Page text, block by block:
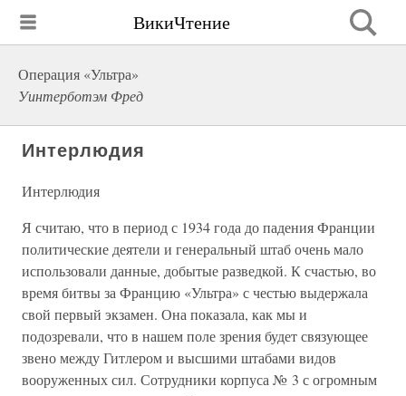
ВикиЧтение
Операция «Ультра»
Уинтерботэм Фред
Интерлюдия
Интерлюдия
Я считаю, что в период с 1934 года до падения Франции
политические деятели и генеральный штаб очень мало
использовали данные, добытые разведкой. К счастью, во
время битвы за Францию «Ультра» с честью выдержала
свой первый экзамен. Она показала, как мы и
подозревали, что в нашем поле зрения будет связующее
звено между Гитлером и высшими штабами видов
вооруженных сил. Сотрудники корпуса № 3 с огромным